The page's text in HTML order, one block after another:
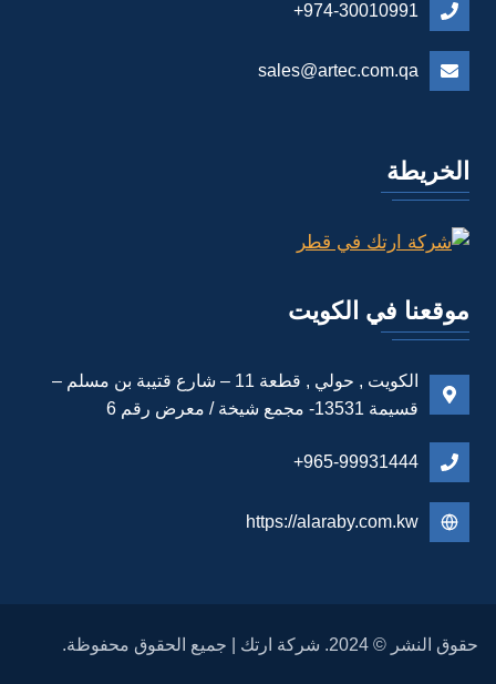
974-30010991+
sales@artec.com.qa
الخريطة
موقعنا في الكويت
الكويت , حولي , قطعة 11 – شارع قتيبة بن مسلم –
قسيمة 13531- مجمع شيخة / معرض رقم 6
965-99931444+
https://alaraby.com.kw
حقوق النشر © 2024. شركة ارتك | جميع الحقوق محفوظة.